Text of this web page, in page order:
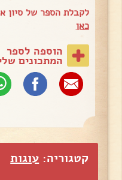
לקבלת הספר של סיון
כאן
הוספה לספר
המתכונים
קטגוריה: עוגות